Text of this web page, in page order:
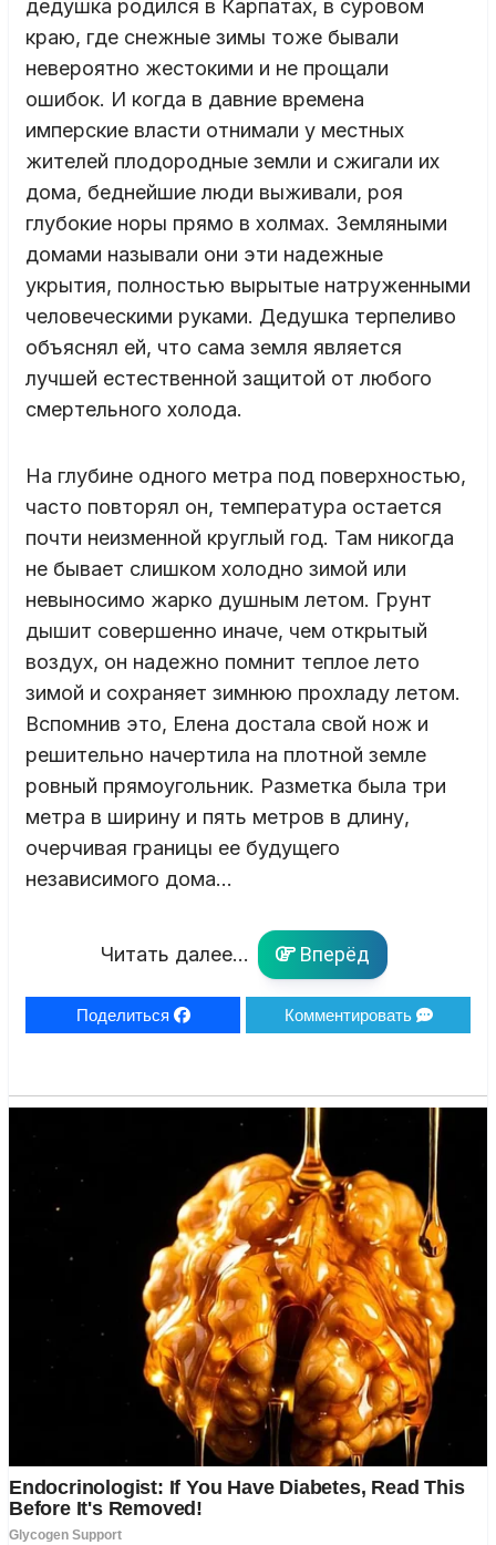
дедушка родился в Карпатах, в суровом
краю, где снежные зимы тоже бывали
невероятно жестокими и не прощали
ошибок. И когда в давние времена
имперские власти отнимали у местных
жителей плодородные земли и сжигали их
дома, беднейшие люди выживали, роя
глубокие норы прямо в холмах. Земляными
домами называли они эти надежные
укрытия, полностью вырытые натруженными
человеческими руками. Дедушка терпеливо
объяснял ей, что сама земля является
лучшей естественной защитой от любого
смертельного холода.
На глубине одного метра под поверхностью,
часто повторял он, температура остается
почти неизменной круглый год. Там никогда
не бывает слишком холодно зимой или
невыносимо жарко душным летом. Грунт
дышит совершенно иначе, чем открытый
воздух, он надежно помнит теплое лето
зимой и сохраняет зимнюю прохладу летом.
Вспомнив это, Елена достала свой нож и
решительно начертила на плотной земле
ровный прямоугольник. Разметка была три
метра в ширину и пять метров в длину,
очерчивая границы ее будущего
независимого дома…
Читать далее... Вперёд
Поделиться Комментировать